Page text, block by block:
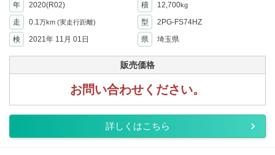
年
2020(R02) 積 12,700kg
走 0.1万km (実走行距離) 型
2PG-FS74HZ
検
2021年 11月 01日 県 埼玉県
販売価格
お問い合わせください。
詳しくはこちら